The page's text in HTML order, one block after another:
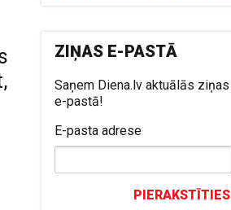
ZIŅAS E-PASTĀ
Saņem Diena.lv aktuālās ziņas
e-pastā!
E-pasta adrese
PIERAKSTĪTIES